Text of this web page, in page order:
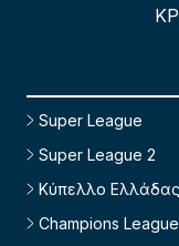
Super League
Super League 2
Κύπελλο Ελλάδας
Champions League